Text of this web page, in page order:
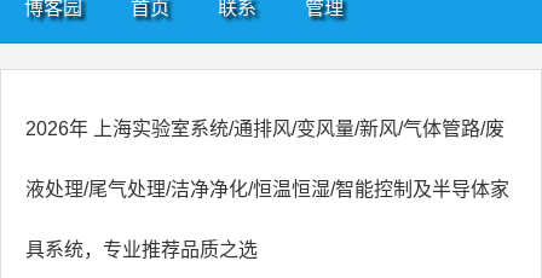
博客园 首页 联系 管理
2026年 上海实验室系统/通排风/变风量/新风/气体管路/废
液处理/尾气处理/洁净净化/恒温恒湿/智能控制及半导体家
具系统，专业推荐品质之选